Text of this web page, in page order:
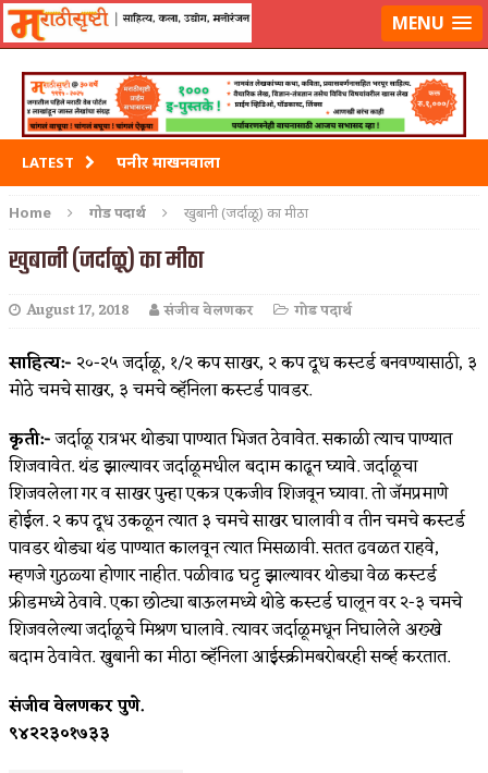
मराठीसृष्टीवर लॉग-इन करा MENU
LATEST पनीर माखनवाला
पावभाजी
इडली
Home गोड पदार्थ खुबानी (जर्दाळू) का मीठा
खुबानी (जर्दाळू) का मीठा
August 17, 2018 संजीव वेलणकर गोड पदार्थ
साहित्य:- २०-२५ जर्दाळू, १/२ कप साखर, २ कप दूध कस्टर्ड बनवण्यासाठी, ३
मोठे चमचे साखर, ३ चमचे व्हॅनिला कस्टर्ड पावडर.
कृती:-जर्दाळू रात्रभर थोड्या पाण्यात भिजत ठेवावेत. सकाळी त्याच पाण्यात
शिजवावेत. थंड झाल्यावर जर्दाळूमधील बदाम काढून घ्यावे. जर्दाळूचा
शिजवलेला गर व साखर पुन्हा एकत्र एकजीव शिजवून घ्यावा. तो जॅमप्रमाणे
होईल. २ कप दूध उकळून त्यात ३ चमचे साखर घालावी व तीन चमचे कस्टर्ड
पावडर थोड्या थंड पाण्यात कालवून त्यात मिसळावी. सतत ढवळत राहवे,
म्हणजे गुठळ्या होणार नाहीत. पळीवाढ घट्ट झाल्यावर थोड्या वेळ कस्टर्ड
फ्रीडमध्ये ठेवावे. एका छोट्या बाऊलमध्ये थोडे कस्टर्ड घालून वर २-३ चमचे
शिजवलेल्या जर्दाळूचे मिश्रण घालावे. त्यावर जर्दाळूमधून निघालेले अख्खे
बदाम ठेवावेत. खुबानी का मीठा व्हॅनिला आईस्क्रीमबरोबरही सर्व्ह करतात.
संजीव वेलणकर पुणे.
९४२२३०१७३३